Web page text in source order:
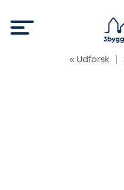
« Udforsk